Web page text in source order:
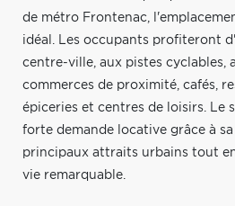
de métro Frontenac,
idéal. Les occupants profiteront
centre-ville, aux pistes cyclables,
commerces de proximité, cafés,
épiceries et centres de loisirs. Le
forte demande locative grâce à
principaux attraits urbains tout
vie remarquable.